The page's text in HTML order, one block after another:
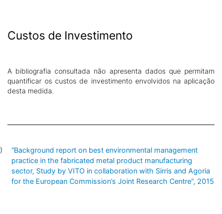
Custos de Investimento
A bibliografia consultada não apresenta dados que permitam
quantificar os custos de investimento envolvidos na aplicação
desta medida.
“Background report on best environmental management
practice in the fabricated metal product manufacturing
sector, Study by VITO in collaboration with Sirris and Agoria
for the European Commission’s Joint Research Centre”, 2015